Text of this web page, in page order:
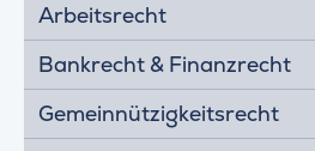
Arbeitsrecht
Bankrecht & Finanzrecht
Gemeinnützigkeitsrecht